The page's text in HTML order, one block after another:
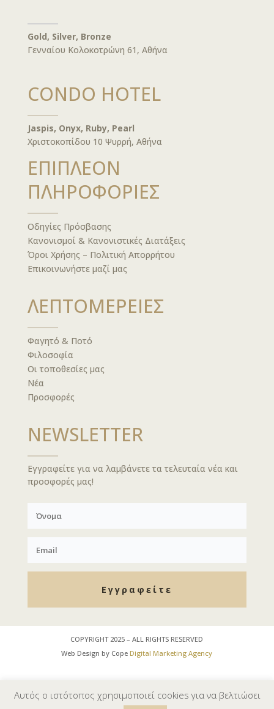
Gold, Silver, Bronze
Γενναίου Κολοκοτρώνη 61, Αθήνα
CONDO HOTEL
Jaspis, Onyx, Ruby, Pearl
Χριστοκοπίδου 10 Ψυρρή, Αθήνα
ΕΠΙΠΛΕΟΝ
ΠΛΗΡΟΦΟΡΙΕΣ
Οδηγίες Πρόσβασης
Κανονισμοί & Κανονιστικές Διατάξεις
Όροι Χρήσης – Πολιτική Απορρήτου
Επικοινωνήστε μαζί μας
ΛΕΠΤΟΜΕΡΕΙΕΣ
Φαγητό & Ποτό
Φιλοσοφία
Οι τοποθεσίες μας
Νέα
Προσφορές
NEWSLETTER
Εγγραφείτε για να λαμβάνετε τα τελευταία νέα και
προσφορές μας!
Εγγραφείτε
COPYRIGHT 2025 – ALL RIGHTS RESERVED
Web Design by CopeDigital Marketing Agency
Αυτός ο ιστότοπος χρησιμοποιεί cookies για να βελτιώσει